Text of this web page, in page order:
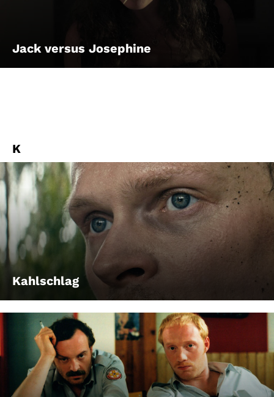
Jack versus Josephine
K
Kahlschlag